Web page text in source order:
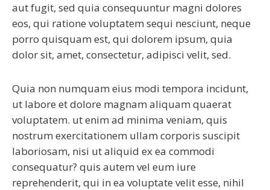
aut fugit, sed quia consequuntur magni dolores
eos, qui ratione voluptatem sequi nesciunt, neque
porro quisquam est, qui dolorem ipsum, quia
dolor sit, amet, consectetur, adipisci velit, sed.
Quia non numquam eius modi tempora incidunt,
ut labore et dolore magnam aliquam quaerat
voluptatem. ut enim ad minima veniam, quis
nostrum exercitationem ullam corporis suscipit
laboriosam, nisi ut aliquid ex ea commodi
consequatur? quis autem vel eum iure
reprehenderit, qui in ea voluptate velit esse, nihil